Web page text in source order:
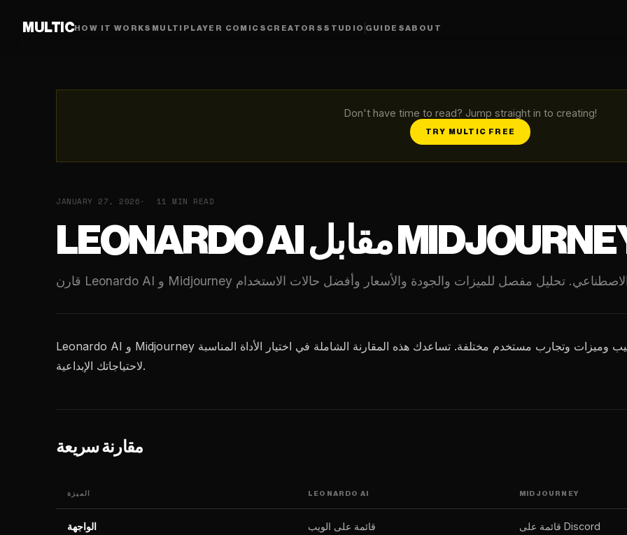
MULTICHOW IT WORKS MULTIPLAYER COMICS CREATORS STUDIO GUIDESABOUT
Don't have time to read? Jump straight in to creating!
TRY MULTIC FREE
JANUARY 27, 2026 11 MIN READ
Leonardo AI و Midjourney منصتان رائدتان لتوليد الصور بالذكاء الاصطناعي بأساليب وميزات وتجارب مستخدم مختلفة. تساعدك هذه المقارنة الشاملة في اختيار الأداة المناسبة
لاحتياجاتك الإبداعية.
مقارنة سريعة
الميزة LEONARDO AI MIDJOURNEY
الواجهة قائمة على الويب قائمة على Discord